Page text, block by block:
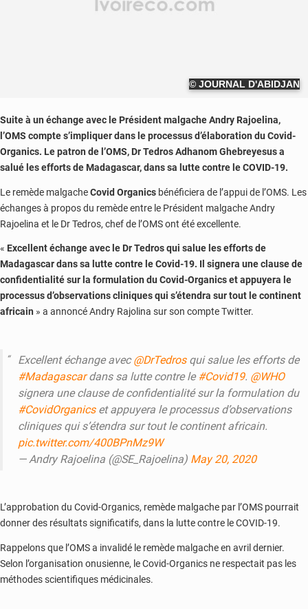
© JOURNAL D'ABIDJAN
Suite à un échange avec le Président malgache Andry Rajoelina,
l’OMS compte s’impliquer dans le processus d’élaboration du Covid-
Organics. Le patron de l’OMS, Dr Tedros Adhanom Ghebreyesus a
salué les efforts de Madagascar, dans sa lutte contre le COVID-19.
Le remède malgacheCovid Organics bénéficiera de l’appui de l’OMS. Les
échanges à propos du remède entre le Président malgache Andry
Rajoelina et le Dr Tedros, chef de l’OMS ont été excellente.
« Excellent échange avec le Dr Tedros qui salue les efforts de
Madagascar dans sa lutte contre le Covid-19. Il signera une clause de
confidentialité sur la formulation du Covid-Organics et appuyera le
processus d’observations cliniques qui s’étendra sur tout le continent
africain » a annoncé Andry Rajolina sur son compte Twitter.
Excellent échange avec@DrTedrosqui salue les efforts de
#Madagascardans sa lutte contre le#Covid19. @WHO
signera une clause de confidentialité sur la formulation du
#CovidOrganicset appuyera le processus d’observations
cliniques qui s’étendra sur tout le continent africain.
pic.twitter.com/400BPnMz9W
— Andry Rajoelina (@SE_Rajoelina) May 20, 2020
L’approbation du Covid-Organics, remède malgache par l’OMS pourrait
donner des résultats significatifs, dans la lutte contre le COVID-19.
Rappelons que l’OMS a invalidé le remède malgache en avril dernier.
Selon l’organisation onusienne, le Covid-Organics ne respectait pas les
méthodes scientifiques médicinales.